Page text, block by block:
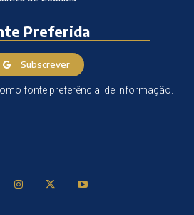
Preferida
Subscrever
fonte preferêncial de informação.